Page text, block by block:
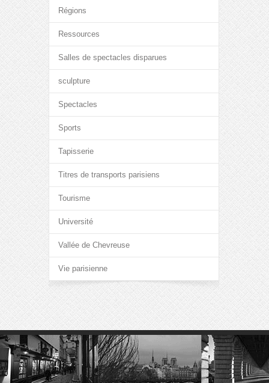
Régions
Ressources
Salles de spectacles disparues
sculpture
Spectacles
Sports
Tapisserie
Titres de transports parisiens
Tourisme
Université
Vallée de Chevreuse
Vie parisienne